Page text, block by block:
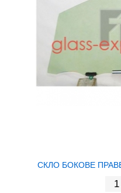
СКЛО БОКОВЕ